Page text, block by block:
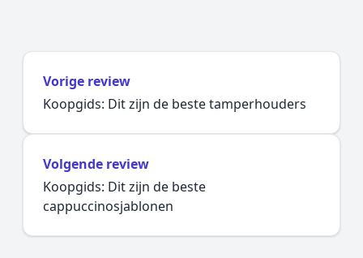
Vorige review
Koopgids: Dit zijn de beste tamperhouders
Volgende review
Koopgids: Dit zijn de beste
cappuccinosjablonen